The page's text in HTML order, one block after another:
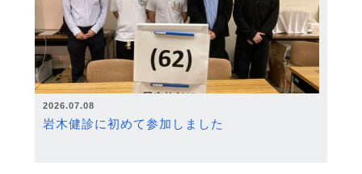
2026.07.08
岩木健診に初めて参加しました